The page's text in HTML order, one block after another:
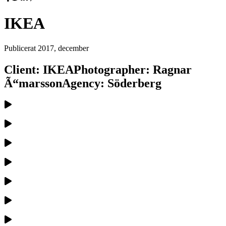
IKEA
Publicerat 2017, december
Client: IKEAPhotographer: Ragnar
Ã“marssonAgency: Söderberg